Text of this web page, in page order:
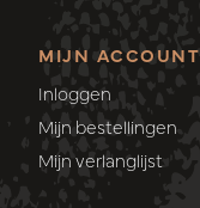
MIJN ACCOUNT
Inloggen
Mijn bestellingen
Mijn verlanglijst